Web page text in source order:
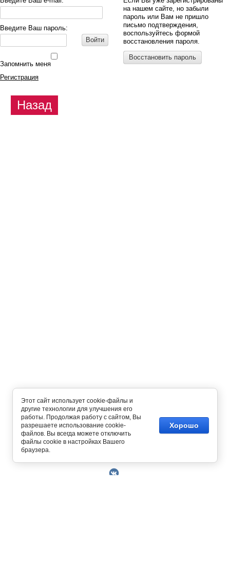
Введите Ваш пароль:
Войти
Запомнить меня
Регистрация
на нашем сайте, но забыли
пароль или Вам не пришло
письмо подтверждения,
воспользуйтесь формой
восстановления пароля.
Восстановить пароль
Назад
Copyright © 2014 - 2026
Этот сайт использует cookie-файлы и
другие технологии для улучшения его
работы. Продолжая работу с сайтом, Вы
разрешаете использование cookie-
файлов. Вы всегда можете отключить
файлы cookie в настройках Вашего
браузера.
Хорошо